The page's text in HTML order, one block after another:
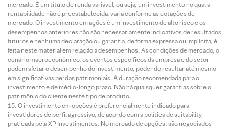
mercado. É um título de renda variável, ou seja, um investimento no qual a
rentabilidade não é preestabelecida, varia conforme as cotações de
mercado. O investimento em ações é um investimento de alto risco e os
desempenhos anteriores não são necessariamente indicativos de resultados
futuros e nenhuma declaração ou garantia, de forma expressa ou implícita, é
feita neste material em relação a desempenhos. As condições de mercado, o
cenário macroeconômico, os eventos específicos da empresa e do setor
podem afetar o desempenho do investimento, podendo resultar até mesmo
em significativas perdas patrimoniais. A duração recomendada para o
investimento é de médio-longo prazo. Não há quaisquer garantias sobre o
patrimônio do cliente neste tipo de produto.
O investimento em opções é preferencialmente indicado para
investidores de perfil agressivo, de acordo com a política de suitability
praticada pela XP Investimentos. No mercado de opções, são negociados